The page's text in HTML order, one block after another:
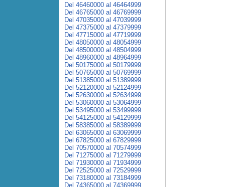
Del 46460000 al 46464999
Del 46765000 al 46769999
Del 47035000 al 47039999
Del 47375000 al 47379999
Del 47715000 al 47719999
Del 48050000 al 48054999
Del 48500000 al 48504999
Del 48960000 al 48964999
Del 50175000 al 50179999
Del 50765000 al 50769999
Del 51385000 al 51389999
Del 52120000 al 52124999
Del 52630000 al 52634999
Del 53060000 al 53064999
Del 53495000 al 53499999
Del 54125000 al 54129999
Del 58385000 al 58389999
Del 63065000 al 63069999
Del 67825000 al 67829999
Del 70570000 al 70574999
Del 71275000 al 71279999
Del 71930000 al 71934999
Del 72525000 al 72529999
Del 73180000 al 73184999
Del 74365000 al 74369999